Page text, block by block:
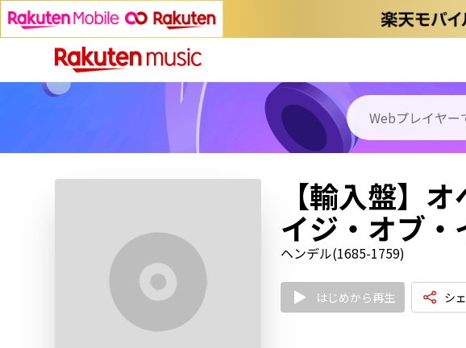
【輸入盤】
イジ・オブ
ヘンデル(1685-1759)
はじめから再生 シ